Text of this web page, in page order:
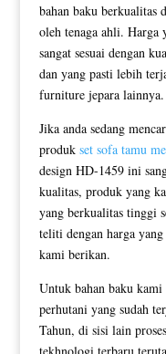
bahan baku berkualitas
oleh tenaga ahli. Harga
sangat sesuai dengan
dan yang pasti lebih
furniture jepara lainnya.
Jika anda sedang
produk set sofa tamu
design HD-1459 ini
kualitas, produk yang
yang berkualitas tinggi
teliti dengan harga
kami berikan.
Untuk bahan baku
perhutani yang sudah
Tahun, di sisi lain
tekhnologi terbaru